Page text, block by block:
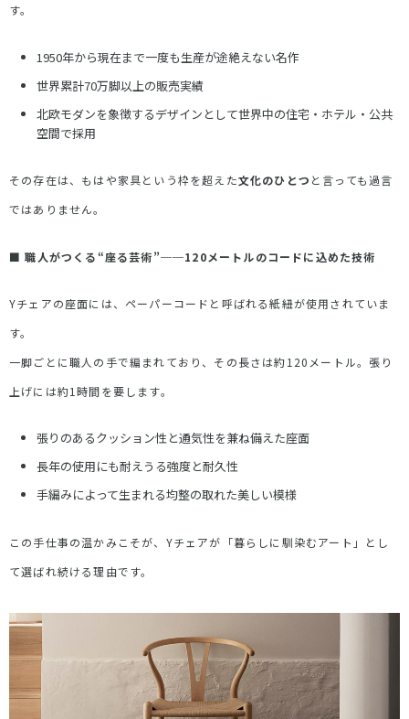
す。
1950年から現在まで一度も生産が途絶えない名作
世界累計70万脚以上の販売実績
北欧モダンを象徴するデザインとして世界中の住宅・ホテル・公共
空間で採用
その存在は、もはや家具という枠を超えた文化のひとつ と言っても過言
ではありません。
■ 職人がつくる“座る芸術”──120メートルのコードに込めた技術
Yチェアの座面には、ペーパーコードと呼ばれる紙紐が使用されていま
す。
一脚ごとに職人の手で編まれており、その長さは約120 メートル。張り
上げには約1時間を要します。
張りのあるクッション性と通気性を兼ね備えた座面
長年の使用にも耐えうる強度と耐久性
手編みによって生まれる均整の取れた美しい模様
この手仕事の温かみこそが、 Yチェアが「暮らしに馴染むアート」とし
て選ばれ続ける理由です。